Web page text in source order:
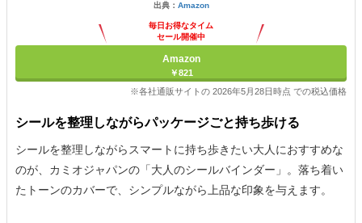
出典： Amazon
毎日お得なタイム
セール開催中
Amazon
￥821
※各社通販サイトの 2026年5月28日時点 での税込価格
シールを整理しながらパッケージごと持ち歩ける
シールを整理しながらスマートに持ち歩きたい大人におすすめな
のが、カミオジャパンの「大人のシールバインダー」。落ち着い
たトーンのカバーで、シンプルながら上品な印象を与えます。